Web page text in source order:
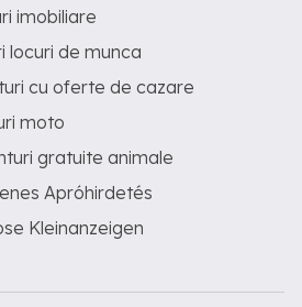
imobiliare
locuri de munca
cu oferte de cazare
moto
gratuite animale
Apróhirdetés
Kleinanzeigen